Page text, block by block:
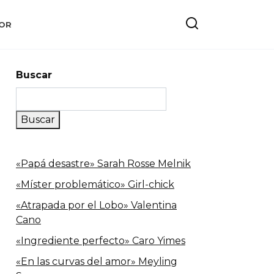
Buscar
Buscar
«Papá desastre» Sarah Rosse Melnik
«Míster problemático» Girl-chick
«Atrapada por el Lobo» Valentina
Cano
«Ingrediente perfecto» Caro Yimes
«En las curvas del amor» Meyling